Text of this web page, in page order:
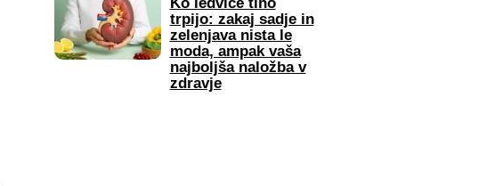
trpijo: zakaj sadje in
zelenjava nista le
moda, ampak vaša
najboljša naložba v
zdravje